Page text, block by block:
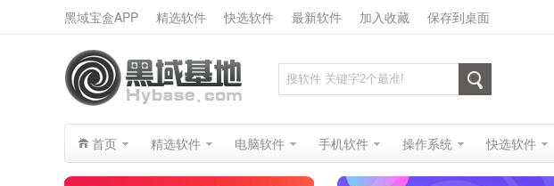
黑域宝盒APP 精选软件 快选软件 最新软件 加入收藏 保存到桌面
首页 精选软件 电脑软件 手机软件 操作系统 快选软件